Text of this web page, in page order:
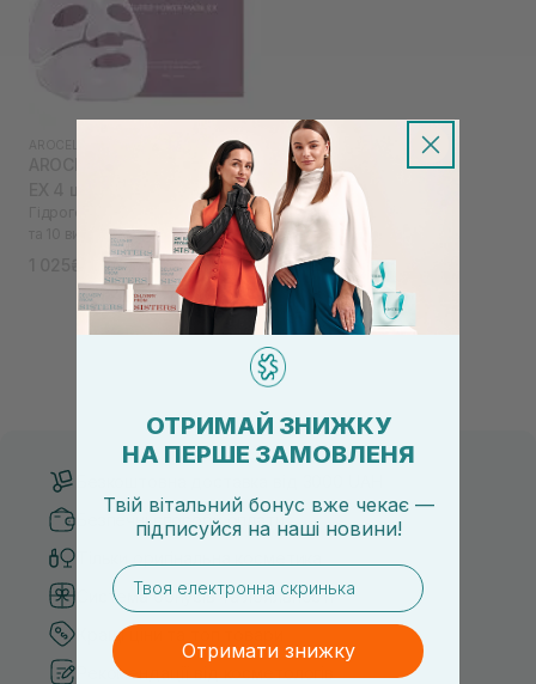
AROCELL SUPER COLLAGEN
AROCELL Super Power Mask
Гідрогелева маска з колагеном
та 10 видами гіалуронової
1 250₴
Безпечні способи оплати
Система бонусів та лояльності
Кращі ціни та топ товари
Рекомендації від косметологів
ОТРИМАЙ ЗНИЖКУ
НА ПЕРШЕ ЗАМОВЛЕНЯ
Твій вітальний бонус вже чекає —
підписуйся на наші новини!
email
Отримати знижку